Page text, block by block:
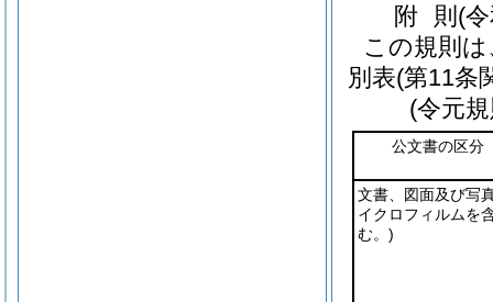
附 則 (
この規則
別表(第11条
(令元
公文書の区分
文書、図面及び写
イクロフィルムを
む。)